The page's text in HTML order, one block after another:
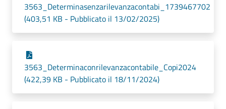
3563_Determinasenzarilevanzacontabi_1739467702
(403,51 KB - Pubblicato il 13/02/2025)
3563_Determinaconrilevanzacontabile_Copi2024
(422,39 KB - Pubblicato il 18/11/2024)